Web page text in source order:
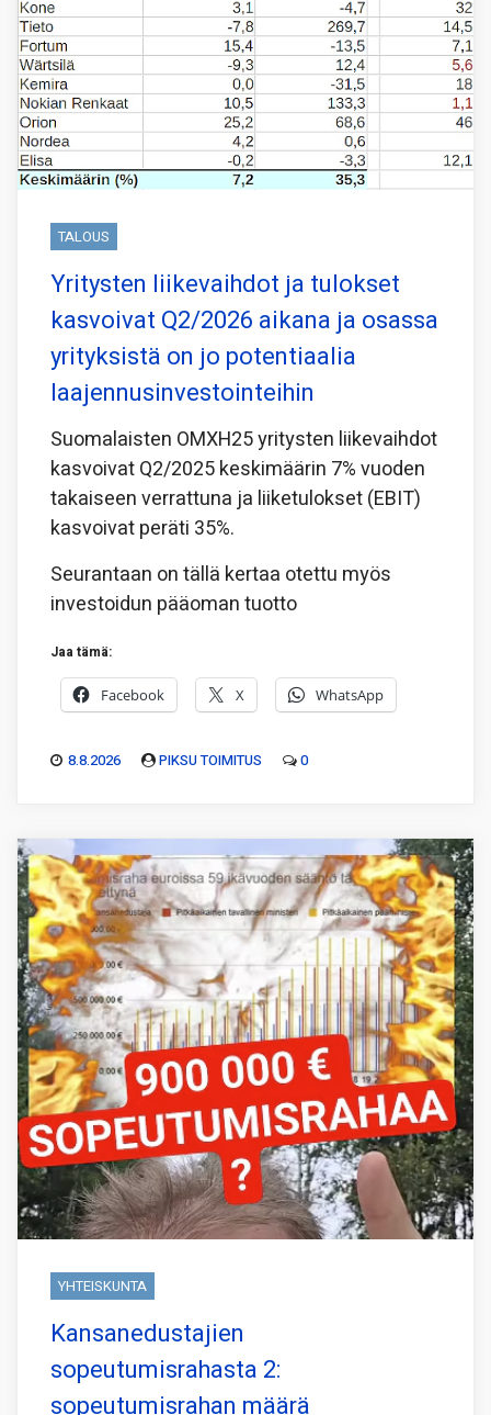
TALOUS
Yritysten liikevaihdot ja tulokset
kasvoivat Q2/2026 aikana ja osassa
yrityksistä on jo potentiaalia
laajennusinvestointeihin
Suomalaisten OMXH25 yritysten liikevaihdot
kasvoivat Q2/2025 keskimäärin 7% vuoden
takaiseen verrattuna ja liiketulokset (EBIT)
kasvoivat peräti 35%.
Seurantaan on tällä kertaa otettu myös
investoidun pääoman tuotto
Jaa tämä:
Facebook X WhatsApp
8.8.2026 PIKSU TOIMITUS 0
YHTEISKUNTA
Kansanedustajien
sopeutumisrahasta 2:
sopeutumisrahan määrä